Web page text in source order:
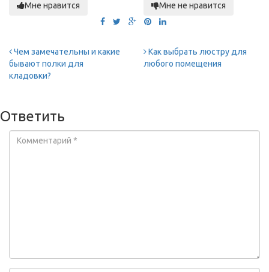
Мне нравится Мне не нравится
Чем замечательны и какие
бывают полки для
кладовки?
Как выбрать люстру для
любого помещения
Ответить